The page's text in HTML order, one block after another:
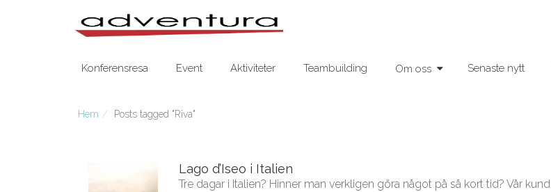
Konferensresa Event Aktiviteter Teambuilding Om oss Senaste nytt
Hem Posts tagged "Riva"
Lago d’Iseo i Italien
Tre dagar i Italien? Hinner man verkligen göra något på så kort tid? Vår kund